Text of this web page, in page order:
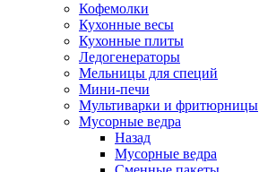
Кофемолки
Кухонные весы
Кухонные плиты
Ледогенераторы
Мельницы для специй
Мини-печи
Мультиварки и фритюрницы
Мусорные ведра
Назад
Мусорные ведра